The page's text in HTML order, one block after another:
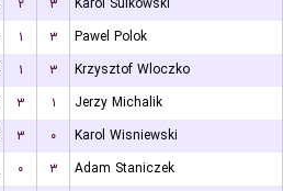
۱ ۳
Pawel Polok
۱ ۳
Krzysztof Wloczko
۳ ۱
Jerzy Michalik
۳ ۰
Karol Wisniewski
۰ ۳ Adam Staniczek